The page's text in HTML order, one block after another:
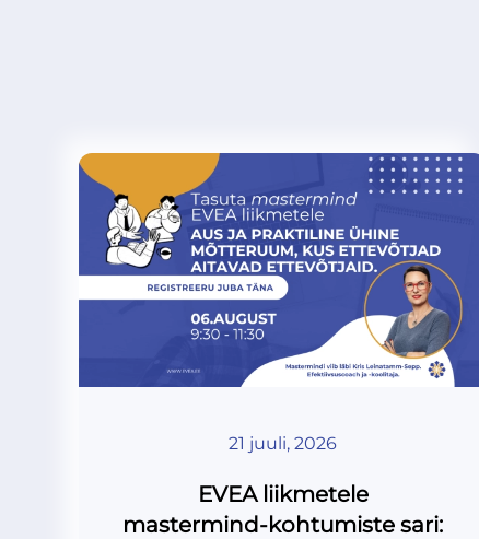
21 juuli, 2026
EVEA liikmetele
mastermind-kohtumiste sari: